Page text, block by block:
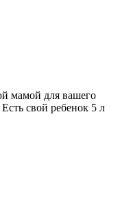
мамой для вашего
свой ребенок 5 л